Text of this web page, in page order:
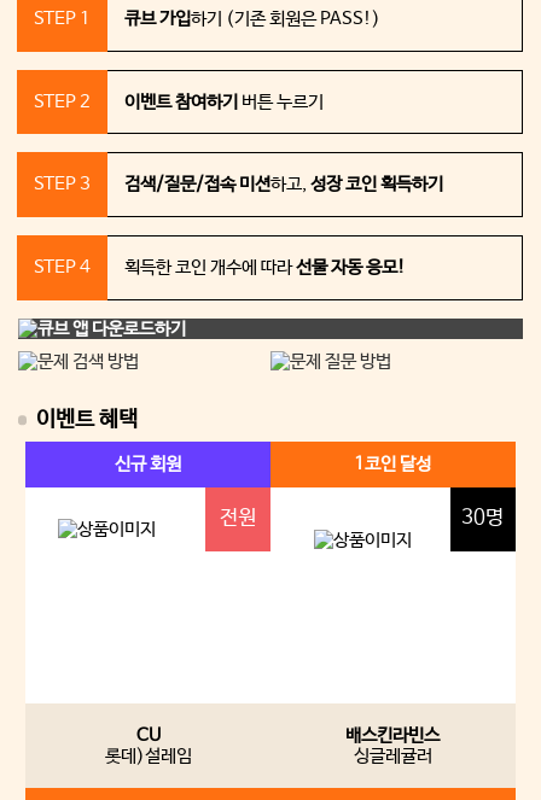
STEP 1 큐브 가입하기 (기존 회원은 PASS!)
STEP 2 이벤트 참여하기 버튼 누르기
STEP 3 검색/질문/접속 미션하고, 성장 코인 획득하기
STEP 4 획득한 코인 개수에 따라선물 자동 응모!
이벤트 혜택
신규 회원
전원
CU
롯데)설레임
1코인 달성
30명
배스킨라빈스
싱글레귤러